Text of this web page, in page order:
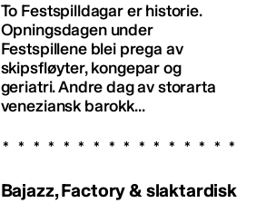
To Festspilldagar er historie.
Opningsdagen under
Festspillene blei prega av
skipsfløyter, kongepar og
geriatri. Andre dag av storarta
veneziansk barokk...
Bajazz, Factory & slaktardisk